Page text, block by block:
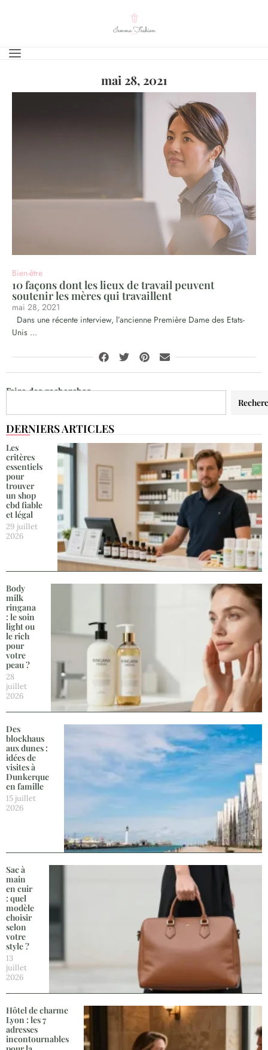
Faire des recherches
DERNIERS ARTICLES
Les
critères
essentiels
pour
trouver
un shop
cbd fiable
et légal
29 juillet
2026
Body
milk
ringana
: le soin
light ou
le rich
pour
votre
peau ?
28
juillet
2026
Des
blockhaus
aux dunes :
idées de
visites à
Dunkerque
en famille
15 juillet
2026
Sac à
main
en cuir
: quel
modèle
choisir
selon
votre
style ?
13
juillet
2026
Hôtel de charme
Lyon : les 7
adresses
incontournables
mai 28, 2021
Bien-être
10 façons dont les lieux de travail peuvent
soutenir les mères qui travaillent
mai 28, 2021
Dans une récente interview, l’ancienne Première Dame des Etats-
Unis ...